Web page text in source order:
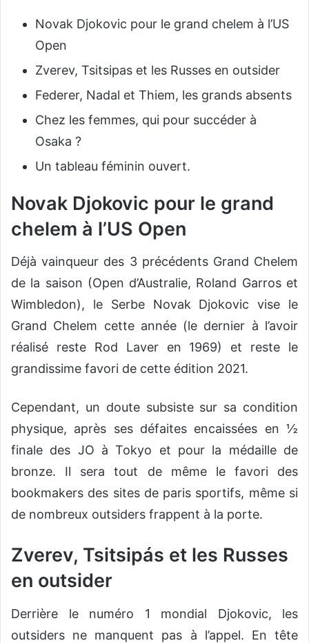
Novak Djokovic pour le grand chelem à l’US
Open
Zverev, Tsitsipas et les Russes en outsider
Federer, Nadal et Thiem, les grands absents
Chez les femmes, qui pour succéder à
Osaka ?
Un tableau féminin ouvert.
Novak Djokovic pour le grand
chelem à l’US Open
Déjà vainqueur des 3 précédents Grand Chelem
de la saison (Open d’Australie, Roland Garros et
Wimbledon), le Serbe Novak Djokovic vise le
Grand Chelem cette année (le dernier à l’avoir
réalisé reste Rod Laver en 1969) et reste le
grandissime favori de cette édition 2021.
Cependant, un doute subsiste sur sa condition
physique, après ses défaites encaissées en ½
finale des JO à Tokyo et pour la médaille de
bronze. Il sera tout de même le favori des
bookmakers des sites de paris sportifs, même si
de nombreux outsiders frappent à la porte.
Zverev, Tsitsipás et les Russes
en outsider
Derrière le numéro 1 mondial Djokovic, les
outsiders ne manquent pas à l’appel. En tête